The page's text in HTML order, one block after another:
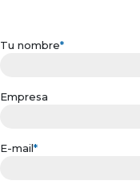
Tu nombre*
Empresa
E-mail*